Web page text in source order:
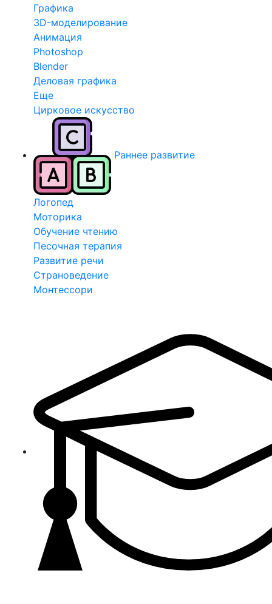
Графика
3D-моделирование
Анимация
Photoshop
Blender
Деловая графика
Еще
Цирковое искусство
Раннее развитие
Логопед
Моторика
Обучение чтению
Песочная терапия
Развитие речи
Страноведение
Монтессори